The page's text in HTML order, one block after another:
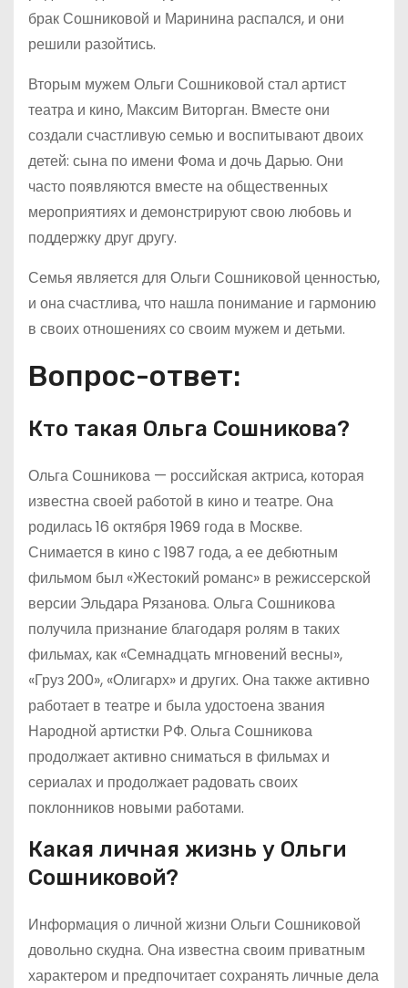
брак Сошниковой и Маринина распался, и они
решили разойтись.
Вторым мужем Ольги Сошниковой стал артист
театра и кино, Максим Виторган. Вместе они
создали счастливую семью и воспитывают двоих
детей: сына по имени Фома и дочь Дарью. Они
часто появляются вместе на общественных
мероприятиях и демонстрируют свою любовь и
поддержку друг другу.
Семья является для Ольги Сошниковой ценностью,
и она счастлива, что нашла понимание и гармонию
в своих отношениях со своим мужем и детьми.
Вопрос-ответ:
Кто такая Ольга Сошникова?
Ольга Сошникова — российская актриса, которая
известна своей работой в кино и театре. Она
родилась 16 октября 1969 года в Москве.
Снимается в кино с 1987 года, а ее дебютным
фильмом был «Жестокий романс» в режиссерской
версии Эльдара Рязанова. Ольга Сошникова
получила признание благодаря ролям в таких
фильмах, как «Семнадцать мгновений весны»,
«Груз 200», «Олигарх» и других. Она также активно
работает в театре и была удостоена звания
Народной артистки РФ. Ольга Сошникова
продолжает активно сниматься в фильмах и
сериалах и продолжает радовать своих
поклонников новыми работами.
Какая личная жизнь у Ольги
Сошниковой?
Информация о личной жизни Ольги Сошниковой
довольно скудна. Она известна своим приватным
характером и предпочитает сохранять личные дела